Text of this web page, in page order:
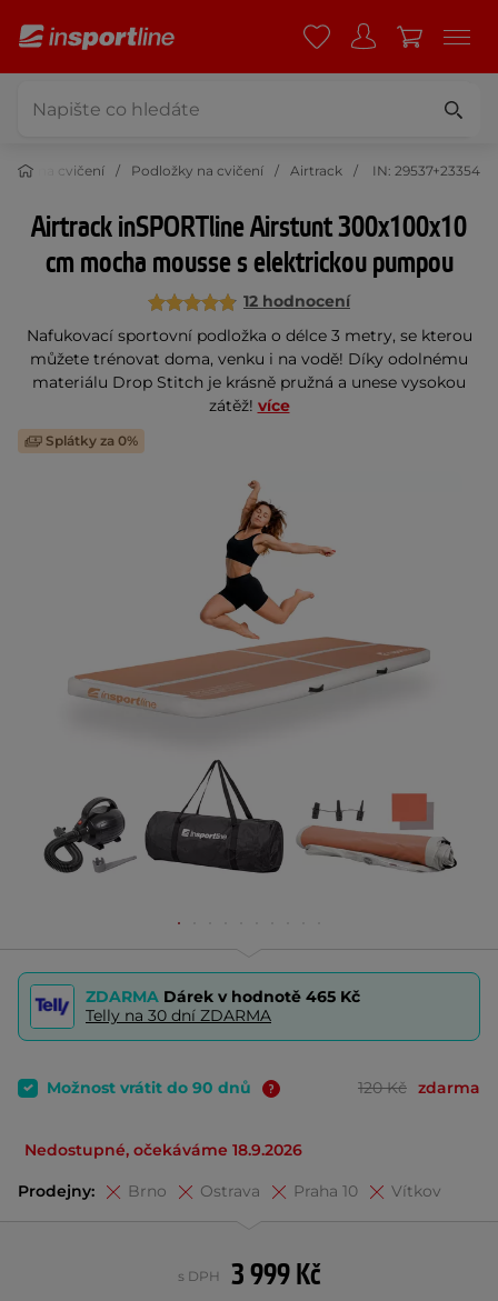
na cvičení Podložky na cvičení Airtrack IN: 29537+23354
Airtrack inSPORTline Airstunt 300x100x10
cm mocha mousse s elektrickou pumpou
12 hodnocení
Nafukovací sportovní podložka o délce 3 metry, se kterou
můžete trénovat doma, venku i na vodě! Díky odolnému
materiálu Drop Stitch je krásně pružná a unese vysokou
zátěž! více
Splátky za 0%
ZDARMA Dárek v hodnotě 465 Kč
Telly na 30 dní ZDARMA
Možnost vrátit do 90 dnů 120 Kč zdarma
Nedostupné, očekáváme 18.9.2026
Prodejny: Brno Ostrava Praha 10 Vítkov
3 999 Kč
s DPH